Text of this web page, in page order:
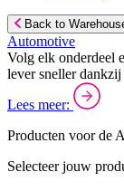
Back to
Automotive
Volg elk onderdeel
lever sneller
Lees meer:
Producten voor de
Selecteer jouw